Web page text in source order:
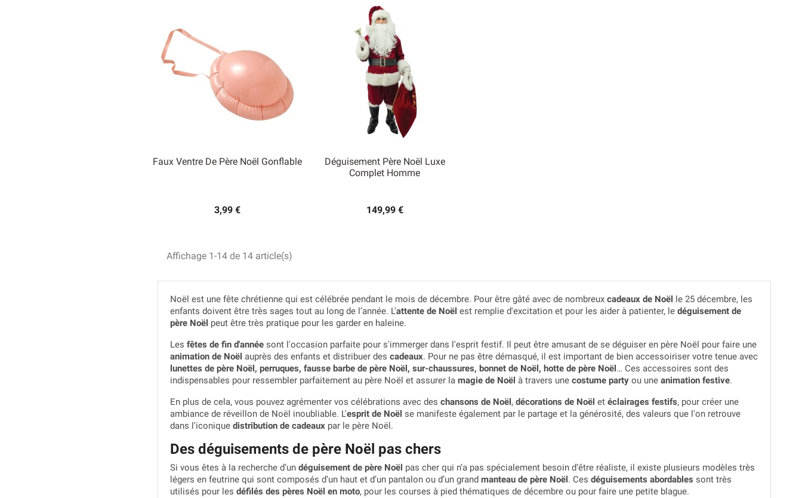
Faux Ventre De Père Noël Gonflable
3,99 €
Déguisement Père Noël Luxe
Complet Homme
149,99 €
Affichage 1-14 de 14 article(s)
Noël est une fête chrétienne qui est célébrée pendant le mois de décembre. Pour être gâté avec de nombreux cadeaux de Noël
le 25 décembre, les
enfants doivent être très sages tout au long de l’année. L'attente de Noël est remplie d'excitation et pour les aider à patienter, le déguisement de
père Noël peut être très pratique pour les garder en haleine.
Les fêtes de fin d'annéesont l'occasion parfaite pour s'immerger dans l'esprit festif. Il peut être amusant de se déguiser en père Noël pour faire une
animation de Noël auprès des enfants et distribuer des cadeaux. Pour ne pas être démasqué, il est important de bien accessoiriser votre tenue avec
lunettes de père Noël, perruques, fausse barbe de père Noël, sur-chaussures, bonnet de Noël, hotte de père Noël … Ces accessoires sont des
indispensables pour ressembler parfaitement au père Noël et assurer la magie de Noël à travers une costume partyou une animation festive.
En plus de cela, vous pouvez agrémenter vos célébrations avec des chansons de Noël , décorations de Noël et éclairages festifs, pour créer une
ambiance de réveillon de Noël inoubliable. L'esprit de Noël se manifeste également par le partage et la générosité, des valeurs que l'on retrouve
dans l'iconique distribution de cadeauxpar le père Noël.
Des déguisements de père Noël pas chers
Si vous êtes à la recherche d’un déguisement de père Noël pas cher qui n’a pas spécialement besoin d’être réaliste, il existe plusieurs modèles très
légers en feutrine qui sont composés d’un haut et d’un pantalon ou d’un grand manteau de père Noël . Ces déguisements abordables sont très
utilisés pour les défilés des pères Noël en moto, pour les courses à pied thématiques de décembre ou pour faire une petite blague.